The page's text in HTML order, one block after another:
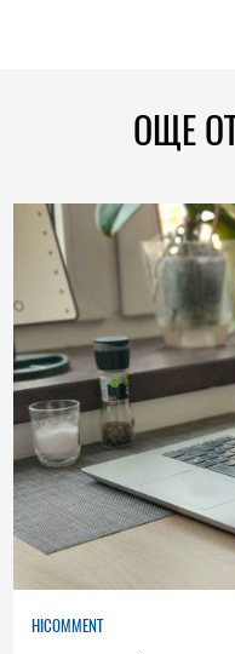
ОЩЕ ОТ
HICOMMENT